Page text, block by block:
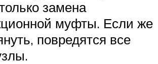
замена
муфты. Если же
повредятся все